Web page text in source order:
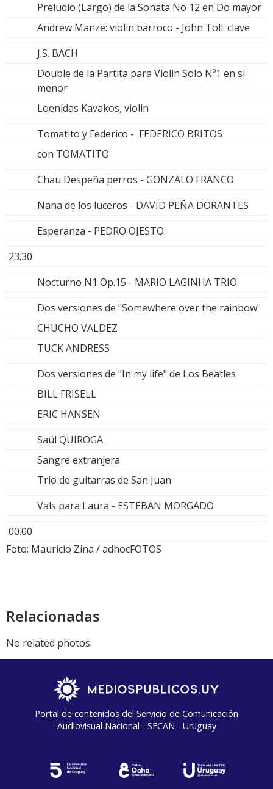
Preludio (Largo) de la Sonata No 12 en Do mayor
Andrew Manze: violin barroco - John Toll: clave
J.S. BACH
Double de la Partita para Violin Solo Nº1 en si
menor
Loenidas Kavakos, violin
Tomatito y Federico - FEDERICO BRITOS
con TOMATITO
Chau Despeña perros - GONZALO FRANCO
Nana de los luceros - DAVID PEÑA DORANTES
Esperanza - PEDRO OJESTO
23.30
Nocturno N1 Op.15 - MARIO LAGINHA TRIO
Dos versiones de "Somewhere over the rainbow"
CHUCHO VALDEZ
TUCK ANDRESS
Dos versiones de "In my life" de Los Beatles
BILL FRISELL
ERIC HANSEN
Saúl QUIROGA
Sangre extranjera
Trio de guitarras de San Juan
Vals para Laura - ESTEBAN MORGADO
00.00
Foto: Mauricio Zina / adhocFOTOS
Relacionadas
No related photos.
Portal de contenidos del Servicio de Comunicación
Audiovisual Nacional - SECAN - Uruguay